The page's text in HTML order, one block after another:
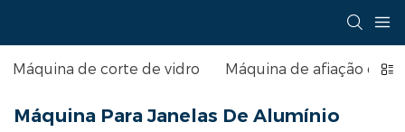
Máquina de corte de vidro Máquina de afiação de
Máquina Para Janelas De Alumínio